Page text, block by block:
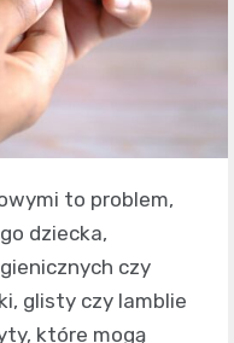
to problem,
dziecka,
czy
glisty czy lamblie
które mogą